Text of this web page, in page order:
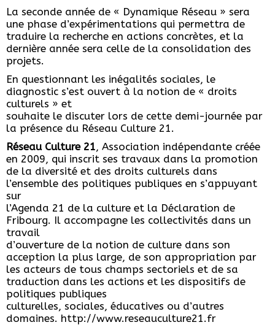
La seconde année de « Dynamique Réseau » sera
une phase d’expérimentations qui permettra de
traduire la recherche en actions concrètes, et la
dernière année sera celle de la consolidation des
projets.
En questionnant les inégalités sociales, le
diagnostic s’est ouvert à la notion de « droits
culturels » et
souhaite le discuter lors de cette demi-journée par
la présence du Réseau Culture 21.
Réseau Culture 21, Association indépendante créée
en 2009, qui inscrit ses travaux dans la promotion
de la diversité et des droits culturels dans
l’ensemble des politiques publiques en s’appuyant
sur
l’Agenda 21 de la culture et la Déclaration de
Fribourg. Il accompagne les collectivités dans un
travail
d’ouverture de la notion de culture dans son
acception la plus large, de son appropriation par
les acteurs de tous champs sectoriels et de sa
traduction dans les actions et les dispositifs de
politiques publiques
culturelles, sociales, éducatives ou d’autres
domaines. http://www.reseauculture21.fr